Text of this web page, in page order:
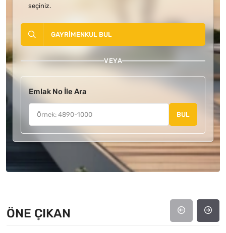
seçiniz.
GAYRIMENKUL BUL
VEYA
Emlak No İle Ara
BUL
ÖNE ÇIKAN